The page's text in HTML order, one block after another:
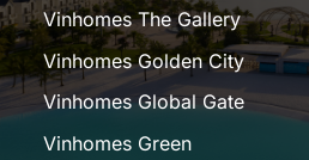
Vinhomes The Gallery
Vinhomes Golden City
Vinhomes Global Gate
Vinhomes Green